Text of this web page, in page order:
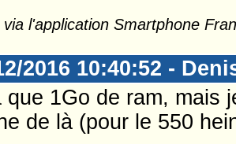
via l'application Smartphone
2016 10:40:52 -
que 1Go de ram, mais
de là (pour le 550